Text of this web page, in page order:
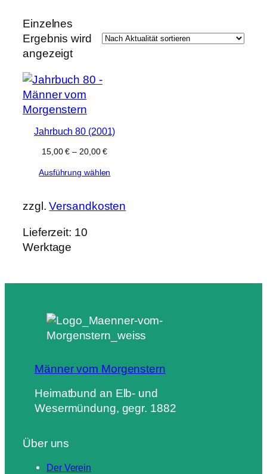
Einzelnes
Ergebnis wird
angezeigt
Jahrbuch 80 (2001)
15,00€ – 20,00€
Ausführung wählen
zzgl.Versandkosten
Lieferzeit: 10
Werktage
Männer vom Morgenstern
Heimatbund an Elb- und
Wesermündung, gegr. 1882
Über uns
Der Verein